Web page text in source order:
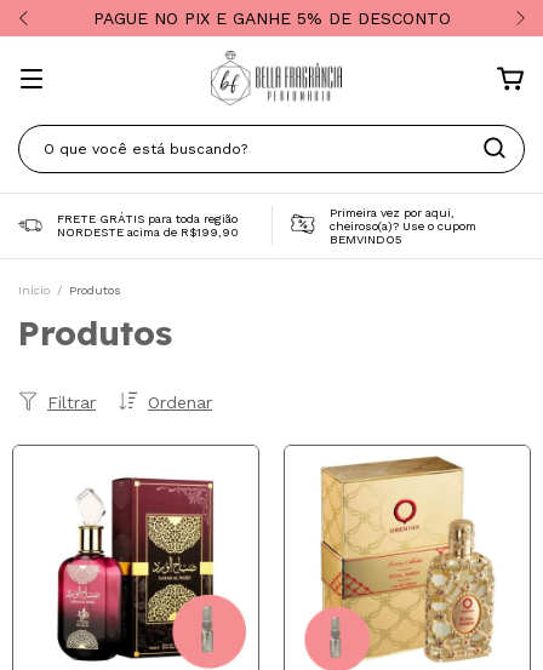
PAGUE NO PIX E GANHE 5% DE DESCONTO
FRETE GRÁTIS para toda região
NORDESTE acima de R$199,90
Primeira vez por aqui,
cheiroso(a)? Use o cupom
BEMVINDO5
Início / Produtos
Produtos
Ordenar
Filtrar